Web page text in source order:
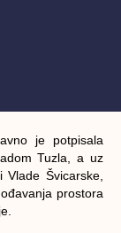
je potpisala
Tuzla, a uz
Vlade Švicarske,
prostora